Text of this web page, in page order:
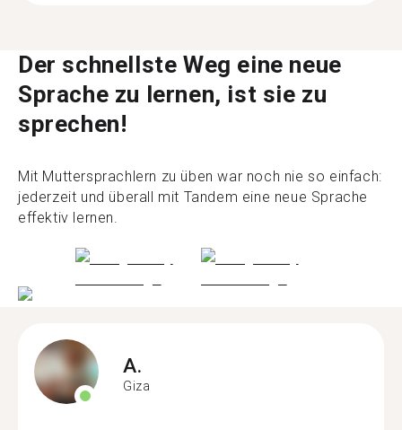
Der schnellste Weg eine neue
Sprache zu lernen, ist sie zu
sprechen!
Mit Muttersprachlern zu üben war noch nie so einfach:
jederzeit und überall mit Tandem eine neue Sprache
effektiv lernen.
A.
Giza